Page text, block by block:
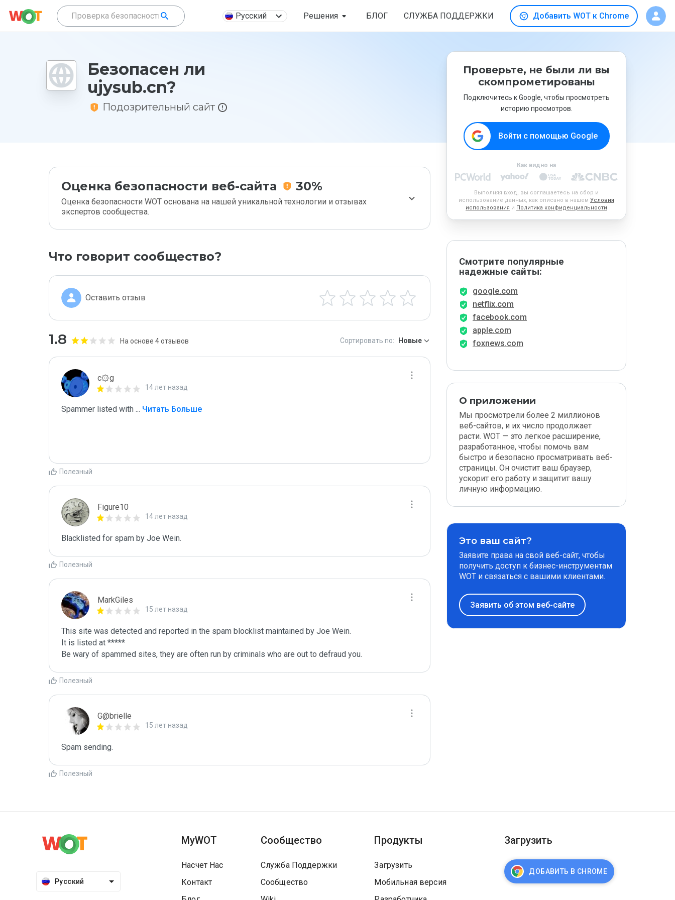
Русский Решения БЛОГ СЛУЖБА ПОДДЕРЖКИ Добавить WOT к Chrome
Безопасен ли
ujysub.cn?
Подозрительный сайт
Оценка безопасности веб-сайта 30%
Оценка безопасности WOT основана на нашей уникальной технологии и отзывах
экспертов сообщества.
Что говорит сообщество?
Оставить отзыв
1.8 На основе 4 отзывов Сортировать по: Новые
c۞g
14 лет назад
Spammer listed with ... Читать Больше
Полезный
Figure10
14 лет назад
Blacklisted for spam by Joe Wein.
Полезный
MarkGiles
15 лет назад
This site was detected and reported in the spam blocklist maintained by Joe Wein.
It is listed at *****
Be wary of spammed sites, they are often run by criminals who are out to defraud you.
Полезный
G@brielle
15 лет назад
Spam sending.
Полезный
Проверьте, не были ли вы
скомпрометированы
Подключитесь к Google, чтобы просмотреть
историю просмотров.
Войти с помощью Google
Как видно на
Выполняя вход, вы соглашаетесь на сбор и
использование данных, как описано в нашем Условия
использования и Политика конфиденциальности
Смотрите популярные
надежные сайты:
google.com
netflix.com
facebook.com
apple.com
foxnews.com
О приложении
Мы просмотрели более 2 миллионов
веб-сайтов, и их число продолжает
расти. WOT — это легкое расширение,
разработанное, чтобы помочь вам
быстро и безопасно просматривать веб-
страницы. Он очистит ваш браузер,
ускорит его работу и защитит вашу
личную информацию.
Это ваш сайт?
Заявите права на свой веб-сайт, чтобы
получить доступ к бизнес-инструментам
WOT и связаться с вашими клиентами.
Заявить об этом веб-сайте
Русский
MyWOT
Насчет Нас
Контакт
Сообщество
Служба Поддержки
Сообщество
Продукты
Загрузить
Мобильная версия
Загрузить
ДОБАВИТЬ В CHROME